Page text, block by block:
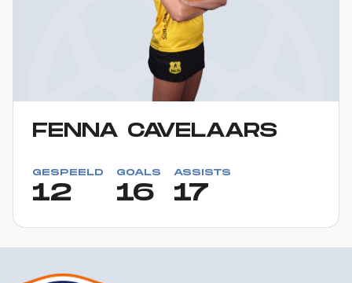
FENNA CAVELAARS
GESPEELD
12
GOALS
16
ASSISTS
17